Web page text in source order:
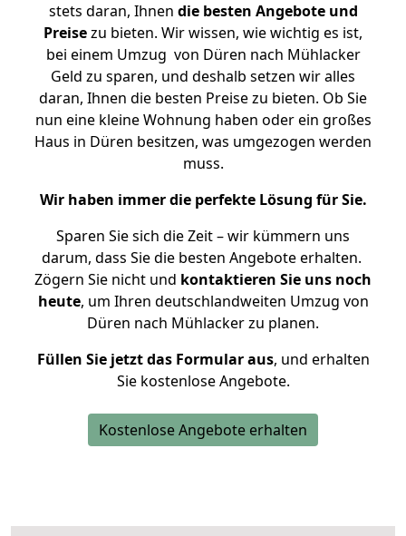
stets daran, Ihnen die besten Angebote und
Preisezu bieten. Wir wissen, wie wichtig es ist,
bei einem Umzug von Düren nach Mühlacker
Geld zu sparen, und deshalb setzen wir alles
daran, Ihnen die besten Preise zu bieten. Ob Sie
nun eine kleine Wohnung haben oder ein großes
Haus in Düren besitzen, was umgezogen werden
muss.
Wir haben immer die perfekte Lösung für Sie.
Sparen Sie sich die Zeit – wir kümmern uns
darum, dass Sie die besten Angebote erhalten.
Zögern Sie nicht und kontaktieren Sie uns noch
heute, um Ihren deutschlandweiten Umzug von
Düren nach Mühlacker zu planen.
Füllen Sie jetzt das Formular aus, und erhalten
Sie kostenlose Angebote.
Kostenlose Angebote erhalten